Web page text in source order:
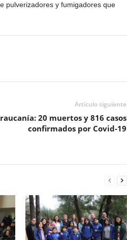
pulverizadores y fumigadores que
Artículo siguiente
20 muertos y 816 casos
confirmados por Covid-19